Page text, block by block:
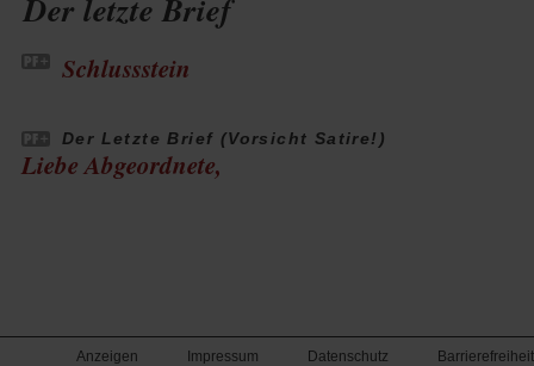
Der letzte Brief
Schlussstein
Der Letzte Brief (Vorsicht Satire!)
Liebe Abgeordnete,
Anzeigen Impressum Datenschutz
Barrierefreiheit